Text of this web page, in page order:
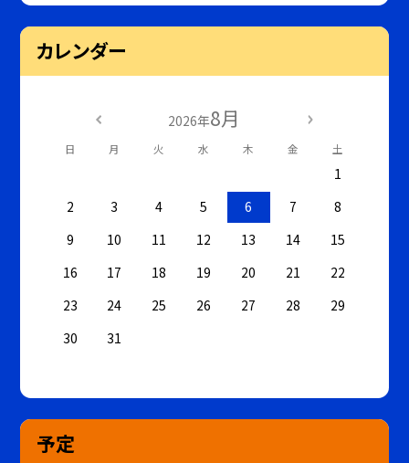
カレンダー
2026年8月
日 月 火 水 木 金 土
1
2
3 4 5 6 7
8
9
10 11 12 13 14
15
16
17 18 19 20 21
22
23
24 25 26 27 28
29
30
31
予定